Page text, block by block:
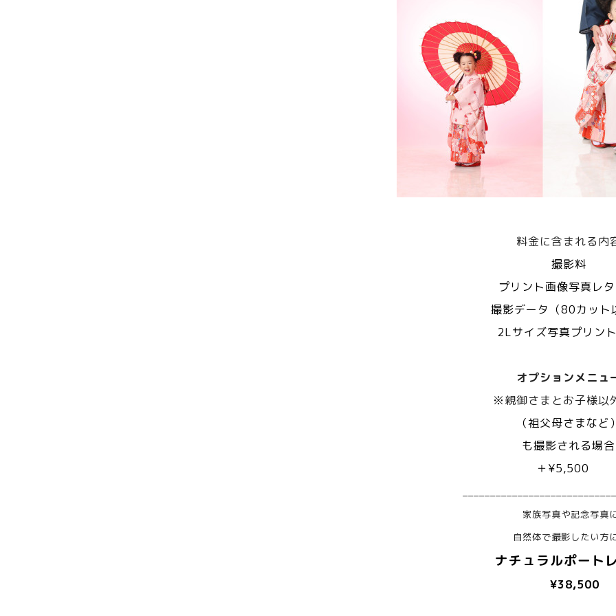
料金に含まれる内
撮影料
プリント画像写真レ
撮影データ（80カット
2Lサイズ写真プリン
オプションメニュ
※親御さまとお子様以
（祖父母さまなど
も撮影される場合
＋¥5,500
家族写真や記念写真
自然体で撮影したい方
ナチュラルポート
¥38,500